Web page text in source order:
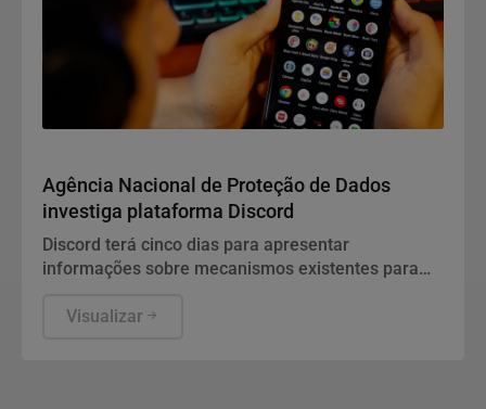
Agência Nacional de Proteção de Dados
investiga plataforma Discord
Discord terá cinco dias para apresentar
informações sobre mecanismos existentes para
crianças e adolescentes, informou a ANPD, em
Visualizar